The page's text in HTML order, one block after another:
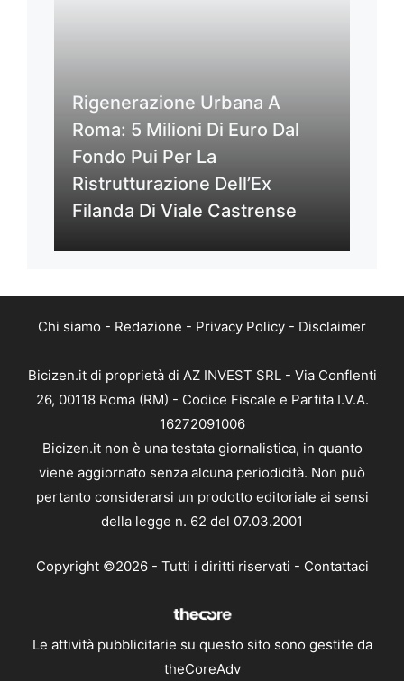
Rigenerazione Urbana A
Roma: 5 Milioni Di Euro Dal
Fondo Pui Per La
Ristrutturazione Dell’Ex
Filanda Di Viale Castrense
Chi siamo - Redazione - Privacy Policy - Disclaimer
Bicizen.it di proprietà di AZ INVEST SRL - Via Conflenti
26, 00118 Roma (RM) - Codice Fiscale e Partita I.V.A.
16272091006
Bicizen.it non è una testata giornalistica, in quanto
viene aggiornato senza alcuna periodicità. Non può
pertanto considerarsi un prodotto editoriale ai sensi
della legge n. 62 del 07.03.2001
Copyright ©2026 - Tutti i diritti riservati - Contattaci
Le attività pubblicitarie su questo sito sono gestite da
theCoreAdv